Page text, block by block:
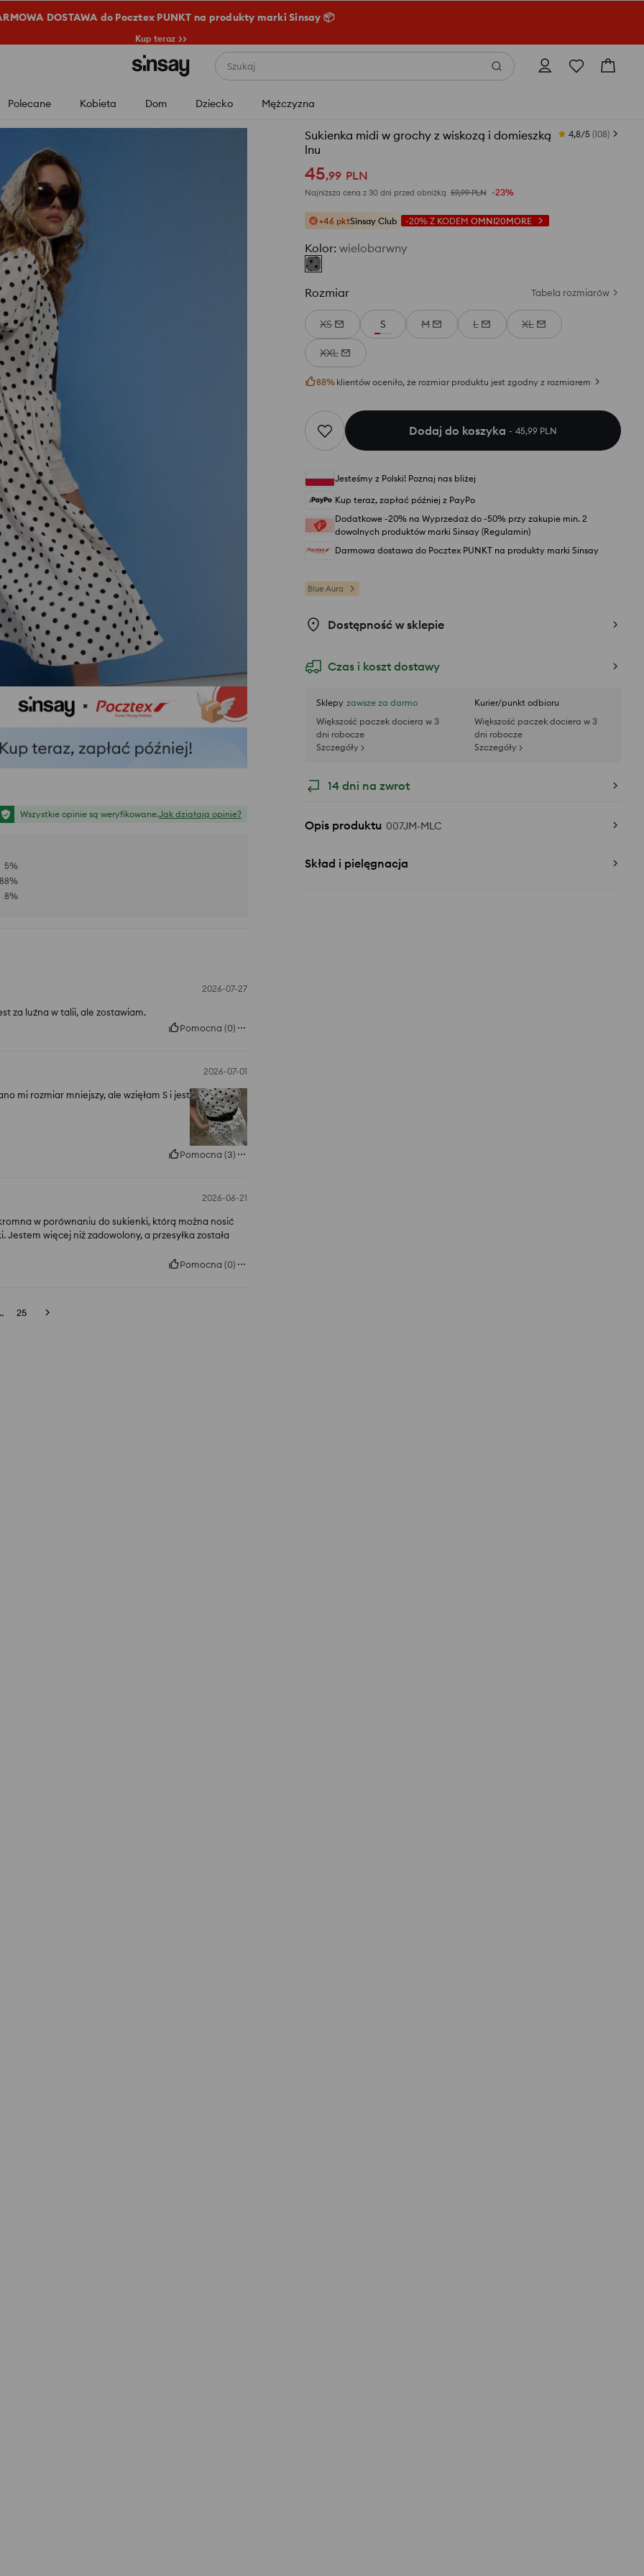
DOSTAWA do Pocztex PUNKT na produkty marki Sinsay 📦
Kup teraz >>
Szukaj
Polecane Kobieta Dom Dziecko Mężczyzna
Sukienka midi w grochy z wiskozą i domieszką
lnu
4,8/5 (108)
45,99 PLN
Najniższa cena z 30 dni przed obniżką 59,99 PLN -23%
+46 pktSinsay Club -20% Z KODEM OMNI20MORE
Kolor: wielobarwny
Rozmiar Tabela rozmiarów
XS S M L XL
XXL
88% klientów oceniło, że rozmiar produktu jest zgodny z rozmiarem
Dodaj do koszyka 45,99 PLN
Jesteśmy z Polski! Poznaj nas bliżej
Kup teraz, zapłać później z PayPo
Dodatkowe -20% na Wyprzedaż do -50% przy zakupie min. 2
dowolnych produktów marki Sinsay (Regulamin)
Darmowa dostawa do Pocztex PUNKT na produkty marki Sinsay
Blue Aura
Dostępność w sklepie
Czas i koszt dostawy
Sklepy zawsze za darmo
Większość paczek dociera w 3
dni robocze
Szczegóły >
Kurier/punkt odbioru
Większość paczek dociera w 3
dni robocze
Szczegóły >
14 dni na zwrot
Opis produktu 007JM-MLC
Skład i pielęgnacja
Wszystkie opinie są weryfikowane.Jak działają opinie?
5%
88%
8%
2026-07-27
za luźna w talii, ale zostawiam.
Pomocna (0)
2026-07-01
mi rozmiar mniejszy, ale wzięłam S i jest
Pomocna (3)
2026-06-21
w porównaniu do sukienki, którą można nosić
więcej niż zadowolony, a przesyłka została
Pomocna (0)
25